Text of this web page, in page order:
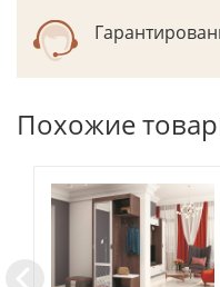
Похожие